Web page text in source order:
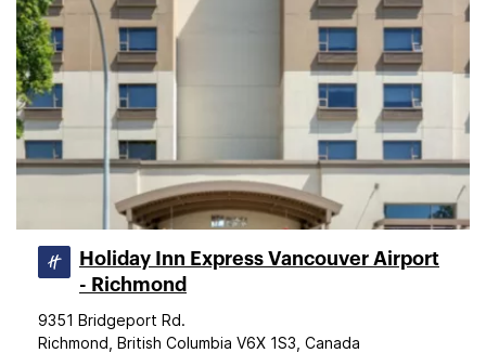
Holiday Inn Express Vancouver Airport
- Richmond
9351 Bridgeport Rd.
Richmond, British Columbia V6X 1S3, Canada